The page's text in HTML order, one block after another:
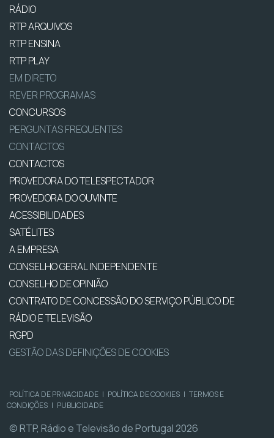
RÁDIO
RTP ARQUIVOS
RTP ENSINA
RTP PLAY
EM DIRETO
REVER PROGRAMAS
CONCURSOS
PERGUNTAS FREQUENTES
CONTACTOS
CONTACTOS
PROVEDORA DO TELESPECTADOR
PROVEDORA DO OUVINTE
ACESSIBILIDADES
SATÉLITES
A EMPRESA
CONSELHO GERAL INDEPENDENTE
CONSELHO DE OPINIÃO
CONTRATO DE CONCESSÃO DO SERVIÇO PÚBLICO DE
RÁDIO E TELEVISÃO
RGPD
GESTÃO DAS DEFINIÇÕES DE COOKIES
POLÍTICA DE PRIVACIDADE | POLÍTICA DE COOKIES | TERMOS E
CONDIÇÕES | PUBLICIDADE
© RTP, Rádio e Televisão de Portugal 2026